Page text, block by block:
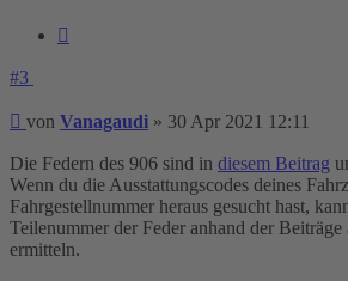
#3
Beitrag
von Vanagaudi » 30 Apr 2021 12:11
Die Federn des 906 sind in diesem Beitrag
Wenn du die Ausstattungscodes deines
Fahrgestellnummer heraus gesucht hast,
Teilenummer der Feder anhand der
ermitteln.